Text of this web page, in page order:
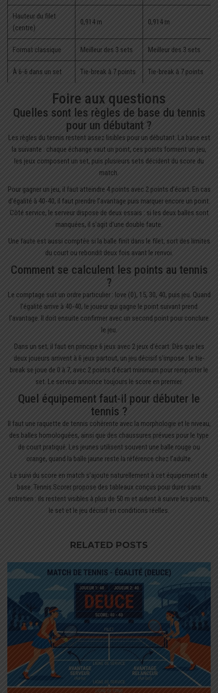
Hauteur du filet
(centre)
0,914 m 0,914 m
Format classique Meilleur des 3 sets Meilleur des 3 sets
À 6-6 dans un set Tie-break à 7 points Tie-break à 7 points
Foire aux questions
Quelles sont les règles de base du tennis
pour un débutant ?
Les règles du tennis restent assez lisibles pour un débutant. La base est
la suivante : chaque échange vaut un point, ces points forment un jeu,
les jeux composent un set, puis plusieurs sets décident du score du
match.
Pour gagner un jeu, il faut atteindre 4 points avec 2 points d’écart. En cas
d’égalité à 40-40, il faut prendre l’avantage puis marquer encore un point.
Côté service, le serveur dispose de deux essais : si les deux balles sont
manquées, il s’agit d’une double faute.
Une faute est aussi comptée si la balle finit dans le filet, sort des limites
du court ou rebondit deux fois avant le renvoi.
Comment se calculent les points au tennis
?
Le comptage suit un ordre particulier : love (0), 15, 30, 40, puis jeu. Quand
l’égalité arrive à 40-40, le joueur qui gagne le point suivant prend
l’avantage. Il doit ensuite confirmer avec un second point pour conclure
le jeu.
Dans un set, il faut en principe 6 jeux avec 2 jeux d’écart. Dès que les
deux joueurs arrivent à 6 jeux partout, un jeu décisif s’impose : le tie-
break se joue de 0 à 7, avec 2 points d’écart minimum pour remporter le
set. Le serveur annonce toujours le score en premier.
Quel équipement faut-il pour débuter le
tennis ?
Il faut une raquette de tennis cohérente avec la morphologie et le niveau,
des balles homologuées, ainsi que des chaussures prévues pour le type
de court pratiqué. Les jeunes utilisent souvent une balle rouge ou
orange, quand la balle jaune reste la référence chez l’adulte.
Le suivi du score en match s’ajoute naturellement à cet équipement de
base. Tennis Scorer propose des tableaux conçus pour durer sans
entretien : ils restent visibles à plus de 50 m et aident à suivre les points,
le set et le jeu décisif en conditions réelles.
RELATED POSTS